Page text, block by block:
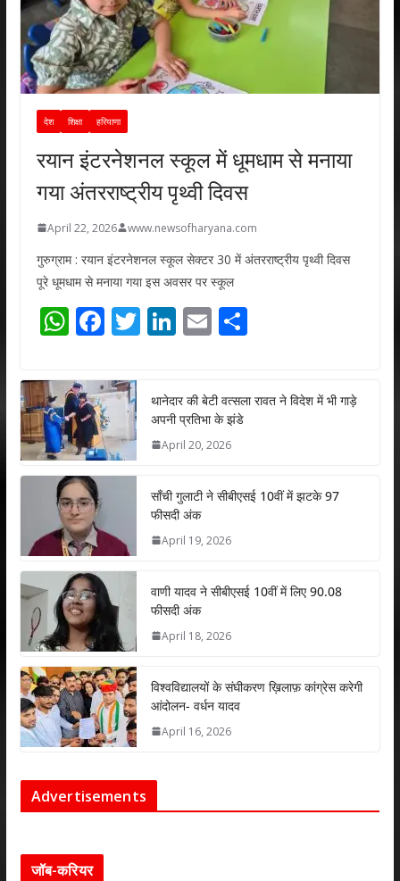
देश शिक्षा हरियाणा
रयान इंटरनेशनल स्कूल में धूमधाम से मनाया
गया अंतरराष्ट्रीय पृथ्वी दिवस
April 22, 2026 www.newsofharyana.com
गुरुग्राम : रयान इंटरनेशनल स्कूल सेक्टर 30 में अंतरराष्ट्रीय पृथ्वी दिवस
पूरे धूमधाम से मनाया गया इस अवसर पर स्कूल
W
at
s
A
p
p
F
e
b
o
o
T
er
Li
e
dI
E
l
S
e
थानेदार की बेटी वत्सला रावत ने विदेश में भी गाड़े
अपनी प्रतिभा के झंडे
April 20, 2026
साँची गुलाटी ने सीबीएसई 10वीं में झटके 97
फीसदी अंक
April 19, 2026
वाणी यादव ने सीबीएसई 10वीं में लिए 90.08
फीसदी अंक
April 18, 2026
विश्वविद्यालयों के संघीकरण ख़िलाफ़ कांग्रेस करेगी
आंदोलन- वर्धन यादव
April 16, 2026
Advertisements
जॉब-करियर